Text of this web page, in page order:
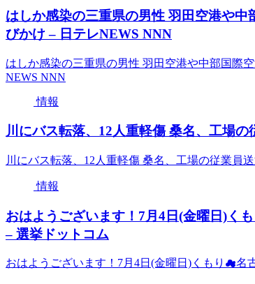
はしか感染の三重県の男性 羽田空港や
びかけ – 日テレNEWS NNN
はしか感染の三重県の男性 羽田空港や中部国際
NEWS NNN
情報
川にバス転落、12人重軽傷 桑名、工場
川にバス転落、12人重軽傷 桑名、工場の従業員
情報
おはようございます！7月4日(金曜日)く
– 選挙ドットコム
おはようございます！7月4日(金曜日)くもり☁名